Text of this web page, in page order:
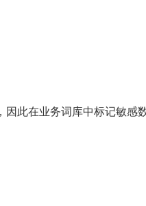
此在业务词库中标记敏感